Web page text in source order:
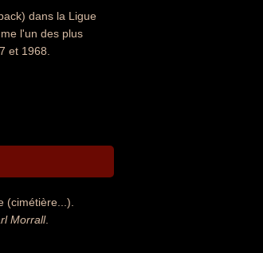
dans la Ligue
l'un des plus
et 1968.
(cimétière...).
Morrall.